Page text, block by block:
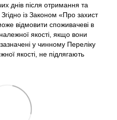
днів після отримання та
із Законом «Про захист
відмовити споживачеві в
якості, якщо вони
у чинному Переліку
якості, не підлягають